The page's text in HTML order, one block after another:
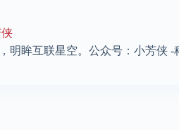
明眸互联星空。公众号：小芳侠 -